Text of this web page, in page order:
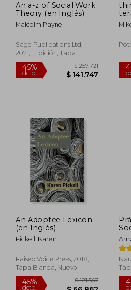
dcto. $ 110.544
An a-z of Social Work
Theory (en Inglés)
Malcolm Payne
Sage Publications Ltd,
2021, 1 Edición, Tapa
Blanda, Nuevo
An Adoptee Lexicon
(en Inglés)
Pickell, Karen
Raised Voice Press, 2018,
Tapa Blanda, Nuevo